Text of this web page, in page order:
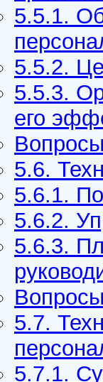
5.5.1.
5.5.2.
5.5.3.
его
5.6.
5.6.1.
5.6.2.
5.6.3.
5.7.
5.7.1.